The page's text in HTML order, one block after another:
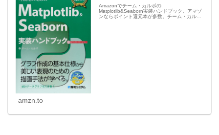
Amazonでチーム・カルポの
Matplotlib&Seaborn実装ハンドブック。アマゾ
ンならポイント還元本が多数。チーム・カルポ
amzn.to